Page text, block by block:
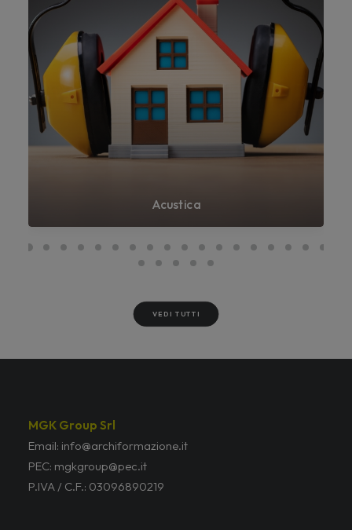
Acustica
VEDI TUTTI
MGK Group Srl
Email: info@archiformazione.it
PEC: mgkgroup@pec.it
P.IVA / C.F.: 03096890219